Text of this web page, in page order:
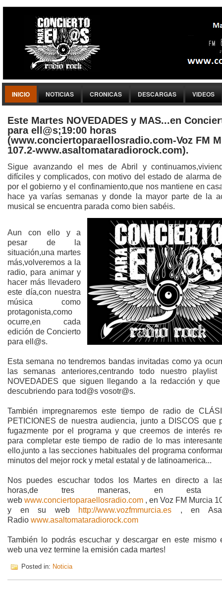
INICIO NOTICIAS CRONICAS DESCARGAS VIDEOS
Este Martes NOVEDADES y MAS...en
para ell@s;19:00 horas
(www.conciertoparaellosradio.com-Voz FM
107.2-www.asaltomataradiorock.com).
Sigue avanzando el mes de Abril y
difíciles y complicados, con motivo del estado de alarma
por el gobierno y el confinamiento,que nos mantiene en
hace ya varías semanas y donde la mayor parte de la
musical se encuentra parada como bien sabéis.
Aun con ello y a
pesar de la
situación,una martes
más,volveremos a la
radio, para animar y
hacer más llevadero
este día,con nuestra
música como
protagonista,como
ocurre,en cada
edición de Concierto
para ell@s.
Esta semana no tendremos bandas invitadas como ya
las semanas anteriores,centrando todo nuestro
NOVEDADES que siguen llegando a la redacción y que
descubriendo para tod@s vosotr@s.
También impregnaremos este tiempo de radio de
PETICIONES de nuestra audiencia, junto a DISCOS que
fugazmente por el programa y que creemos de interés
para completar este tiempo de radio de lo mas
ello,junto a las secciones habituales del programa
minutos del mejor rock y metal estatal y de latinoamerica...
Nos puedes escuchar todos los Martes en directo a
horas,de tres maneras, en esta
web www.conciertoparaellosradio.com , en Voz FM Murcia
y en su web
http://www.vozfmmurcia.es , en
Radio www.asaltomataradiorock.com
También lo podrás escuchar y descargar en este mismo
web una vez termine la emisión cada martes!
Posted in: Noticia